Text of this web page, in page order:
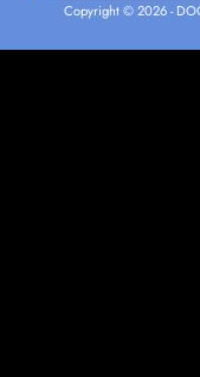
Copyright © 2026 -